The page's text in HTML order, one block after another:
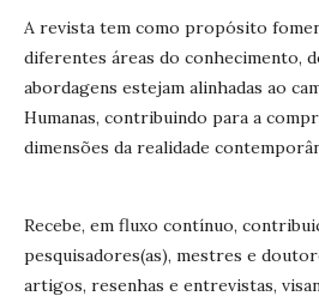
A revista tem como propósito
diferentes áreas do conhecimento,
abordagens estejam alinhadas ao
Humanas, contribuindo para a
dimensões da realidade
Recebe, em fluxo contínuo,
pesquisadores(as), mestres e
artigos, resenhas e entrevistas,